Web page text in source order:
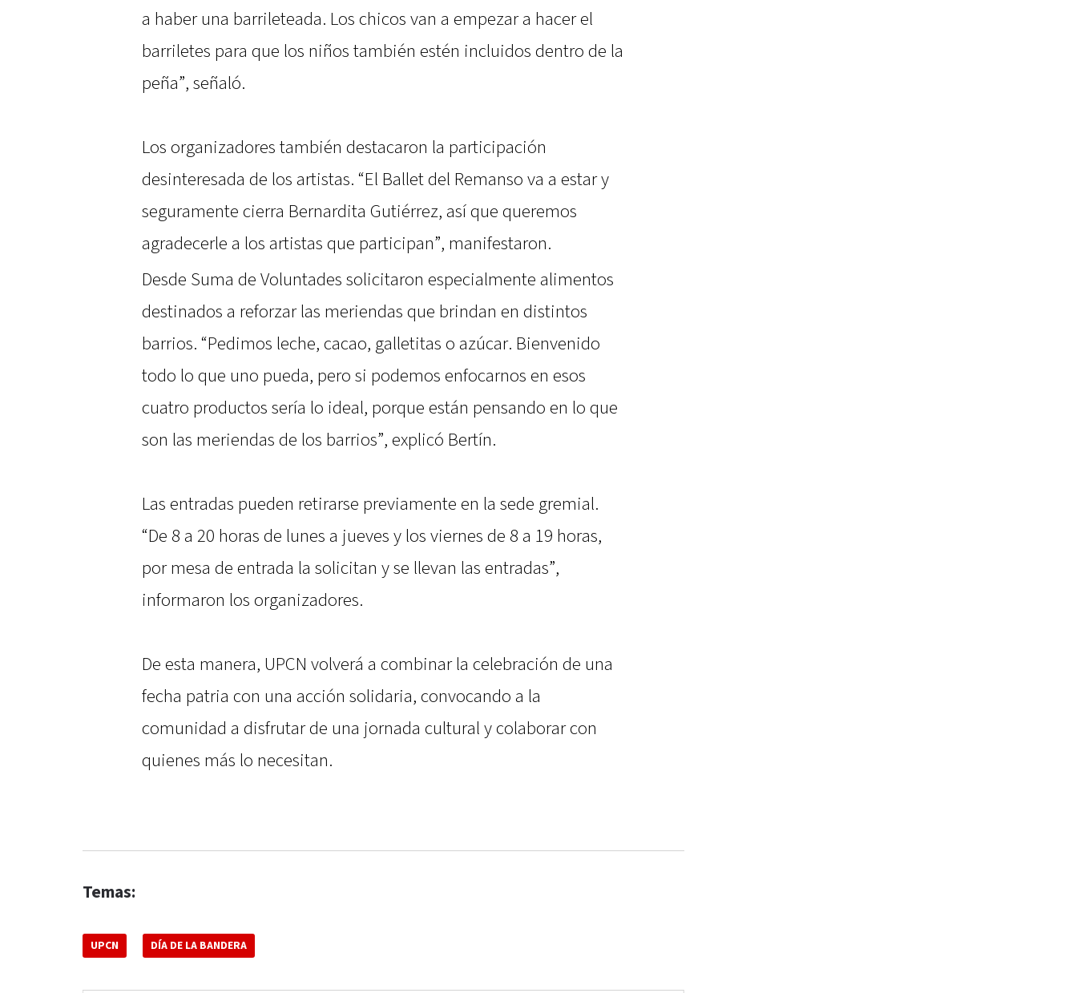
a haber una barrileteada. Los chicos van a empezar a hacer el
barriletes para que los niños también estén incluidos dentro de la
peña”, señaló.
Los organizadores también destacaron la participación
desinteresada de los artistas. “El Ballet del Remanso va a estar y
seguramente cierra Bernardita Gutiérrez, así que queremos
agradecerle a los artistas que participan”, manifestaron.
Desde Suma de Voluntades solicitaron especialmente alimentos
destinados a reforzar las meriendas que brindan en distintos
barrios. “Pedimos leche, cacao, galletitas o azúcar. Bienvenido
todo lo que uno pueda, pero si podemos enfocarnos en esos
cuatro productos sería lo ideal, porque están pensando en lo que
son las meriendas de los barrios”, explicó Bertín.
Las entradas pueden retirarse previamente en la sede gremial.
“De 8 a 20 horas de lunes a jueves y los viernes de 8 a 19 horas,
por mesa de entrada la solicitan y se llevan las entradas”,
informaron los organizadores.
De esta manera, UPCN volverá a combinar la celebración de una
fecha patria con una acción solidaria, convocando a la
comunidad a disfrutar de una jornada cultural y colaborar con
quienes más lo necesitan.
Temas:
UPCN DÍA DE LA BANDERA